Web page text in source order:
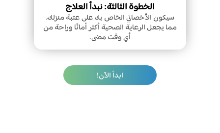
الخطوة الثالثة: نبدأ العلاج
سيكون الأخصائي الخاص بك على عتبة منزلك،
مما يجعل الرعاية الصحية أكثر أمانًا وراحة من
أي وقت مضى.
ابدأ الآن!